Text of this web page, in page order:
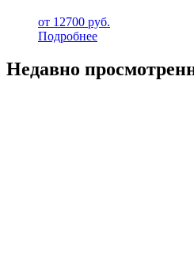
от 12700 руб.
Подробнее
Недавно